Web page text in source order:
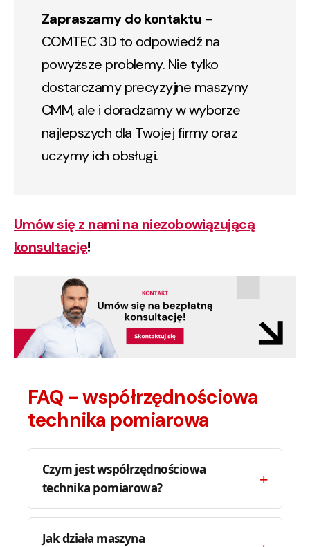
Zapraszamy do kontaktu –
COMTEC 3D to odpowiedź na
powyższe problemy. Nie tylko
dostarczamy precyzyjne maszyny
CMM, ale i doradzamy w wyborze
najlepszych dla Twojej firmy oraz
uczymy ich obsługi.
Umów się z nami na niezobowiązującą
konsultację!
FAQ - współrzędnościowa
technika pomiarowa
Czym jest współrzędnościowa
technika pomiarowa?
Jak działa maszyna